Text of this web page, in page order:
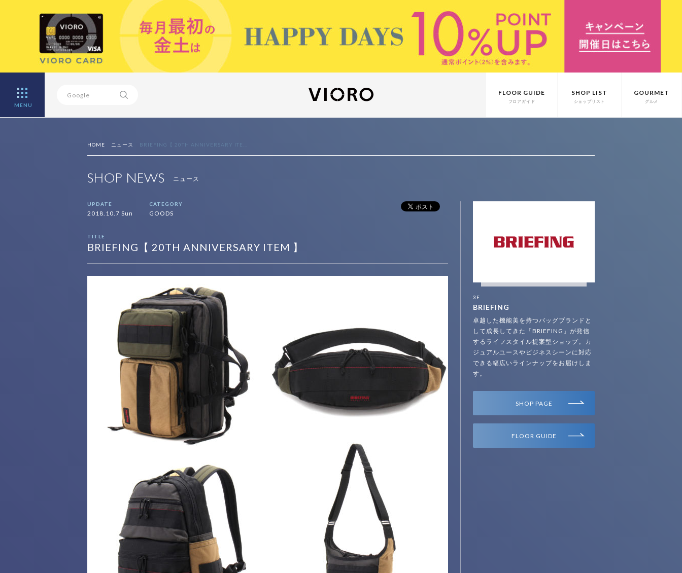
MENU
FLOOR GUIDE
フロアガイド
SHOP LIST
ショップリスト
GOURMET
グルメ
HOME ニュース BRIEFING【 20TH ANNIVERSARY ITE...
SHOP NEWS ニュース
UPDATE
2018.10.7 Sun
CATEGORY
GOODS
TITLE
BRIEFING【 20TH ANNIVERSARY ITEM 】
3F
BRIEFING
卓越した機能美を持つバッグブランドと
して成長してきた「BRIEFING」が発信
するライフスタイル提案型ショップ。カ
ジュアルユースやビジネスシーンに対応
できる幅広いラインナップをお届けしま
す。
SHOP PAGE
FLOOR GUIDE